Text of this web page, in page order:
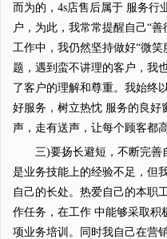
而为的，4s店售后属于 服务行
户，为此，我常常提醒自己“
工作中，我仍然坚持做好“微
题，遇到蛮不讲理的客户，我
了客户的理解和尊重。我始终
好服务，树立热忱 服务的良好
声，走有送声，让每个顾客都
三)要扬长避短，不断完善
是业务技能上的经验不足，但
自己的长处。热爱自己的本职
作任务，在工作 中能够采取积
项业务培训。同时我自己在营